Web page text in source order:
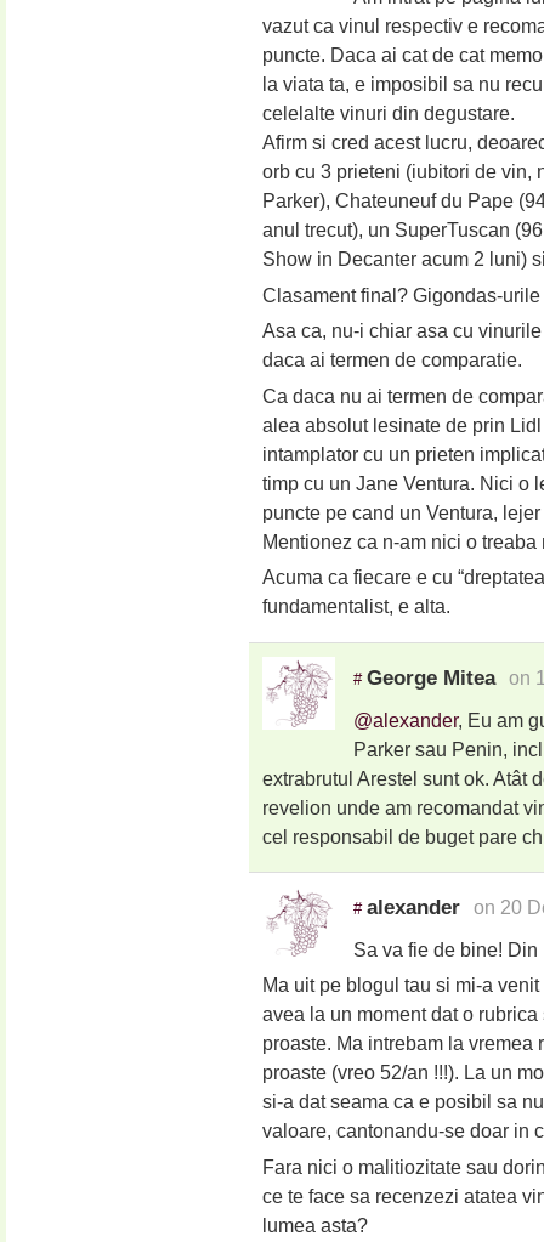
vazut ca vinul respectiv e
puncte. Daca ai cat de cat
la viata ta, e imposibil sa nu
celelalte vinuri din degustare.
Afirm si cred acest lucru,
orb cu 3 prieteni (iubitori de vin,
Parker), Chateuneuf du Pape
anul trecut), un SuperTuscan
Show in Decanter acum 2 luni)
Clasament final? Gigondas-
Asa ca, nu-i chiar asa cu
daca ai termen de comparatie.
Ca daca nu ai termen de
alea absolut lesinate de prin
intamplator cu un prieten
timp cu un Jane Ventura. Nici o
puncte pe cand un Ventura,
Mentionez ca n-am nici o
Acuma ca fiecare e cu
fundamentalist, e alta.
# George Mitea on
@alexander, Eu am
Parker sau Penin,
extrabrutul Arestel sunt ok. Atât
revelion unde am recomandat
cel responsabil de buget pare
# alexander on 20
Sa va fie de bine!
Ma uit pe blogul tau si mi-a
avea la un moment dat o
proaste. Ma intrebam la vremea
proaste (vreo 52/an !!!). La un
si-a dat seama ca e posibil sa
valoare, cantonandu-se doar in
Fara nici o malitiozitate sau
ce te face sa recenzezi atatea
lumea asta?